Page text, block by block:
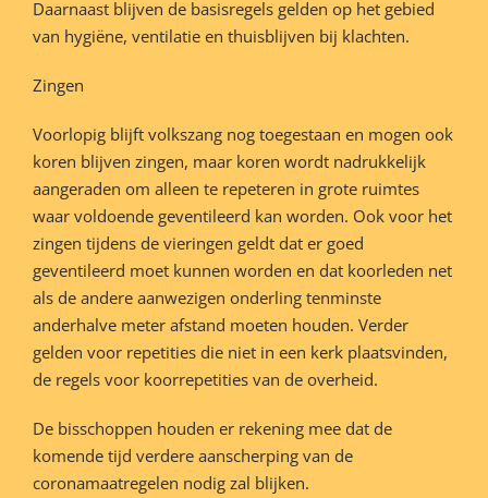
Daarnaast blijven de basisregels gelden op het gebied
van hygiëne, ventilatie en thuisblijven bij klachten.
Zingen
Voorlopig blijft volkszang nog toegestaan en mogen ook
koren blijven zingen, maar koren wordt nadrukkelijk
aangeraden om alleen te repeteren in grote ruimtes
waar voldoende geventileerd kan worden. Ook voor het
zingen tijdens de vieringen geldt dat er goed
geventileerd moet kunnen worden en dat koorleden net
als de andere aanwezigen onderling tenminste
anderhalve meter afstand moeten houden. Verder
gelden voor repetities die niet in een kerk plaatsvinden,
de regels voor koorrepetities van de overheid.
De bisschoppen houden er rekening mee dat de
komende tijd verdere aanscherping van de
coronamaatregelen nodig zal blijken.